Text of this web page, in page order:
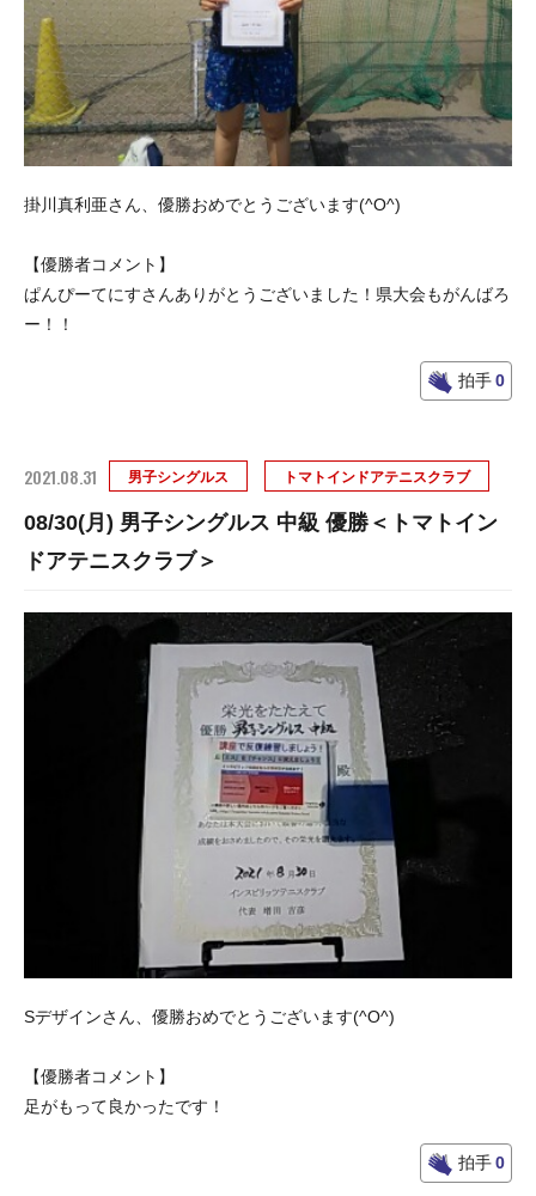
掛川真利亜さん、優勝おめでとうございます(^O^)
【優勝者コメント】
ぱんぴーてにすさんありがとうございました！県大会もがんばろ
ー！！
拍手0
2021.08.31 男子シングルス トマトインドアテニスクラブ
08/30(月) 男子シングルス 中級 優勝＜トマトイン
ドアテニスクラブ＞
Sデザインさん、優勝おめでとうございます(^O^)
【優勝者コメント】
足がもって良かったです！
拍手0